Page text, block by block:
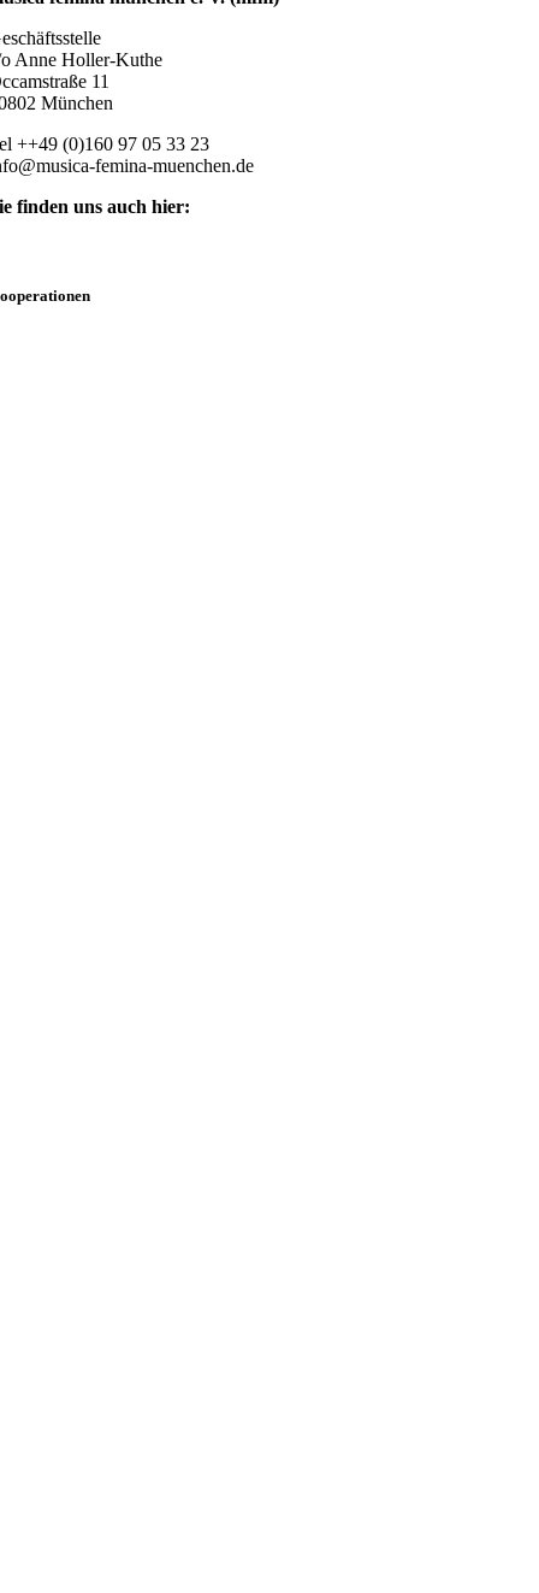
Anne Holler-Kuthe
11
München
++49 (0)160 97 05 33 23
femina-muenchen.de
finden uns auch hier: